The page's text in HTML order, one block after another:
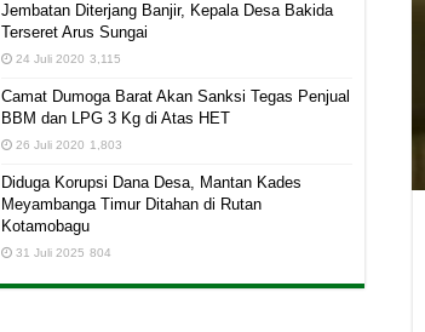
Jembatan Diterjang Banjir, Kepala Desa Bakida
Terseret Arus Sungai
24 Juli 2020 3,115
Camat Dumoga Barat Akan Sanksi Tegas Penjual
BBM dan LPG 3 Kg di Atas HET
26 Juli 2020 1,803
Diduga Korupsi Dana Desa, Mantan Kades
Meyambanga Timur Ditahan di Rutan
Kotamobagu
31 Juli 2025 804